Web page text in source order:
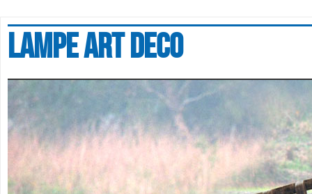
Lampe art deco